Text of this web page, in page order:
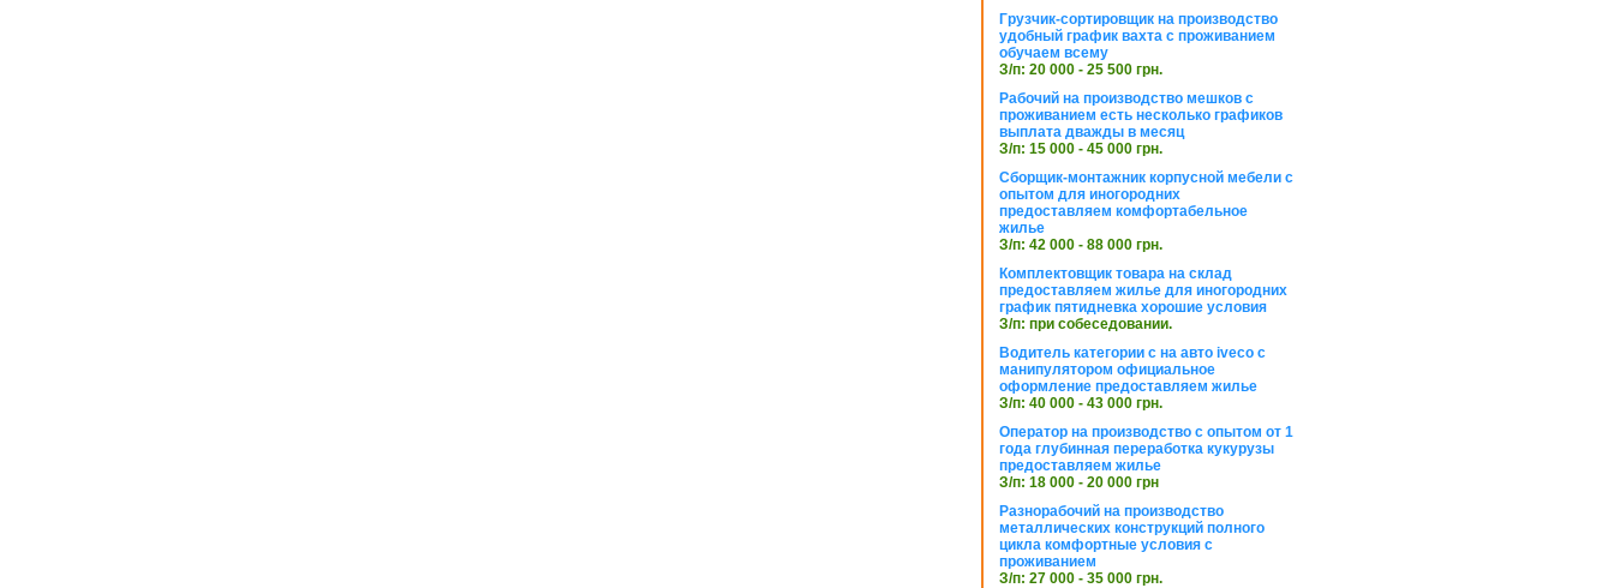
Грузчик-сортировщик на производство
удобный график вахта с проживанием
обучаем всему
З/п: 20 000 - 25 500 грн.
Рабочий на производство мешков с
проживанием есть несколько графиков
выплата дважды в месяц
З/п: 15 000 - 45 000 грн.
Сборщик-монтажник корпусной мебели с
опытом для иногородних
предоставляем комфортабельное
жилье
З/п: 42 000 - 88 000 грн.
Комплектовщик товара на склад
предоставляем жилье для иногородних
график пятидневка хорошие условия
З/п: при собеседовании.
Водитель категории с на авто iveco с
манипулятором официальное
оформление предоставляем жилье
З/п: 40 000 - 43 000 грн.
Оператор на производство с опытом от 1
года глубинная переработка кукурузы
предоставляем жилье
З/п: 18 000 - 20 000 грн
Разнорабочий на производство
металлических конструкций полного
цикла комфортные условия с
проживанием
З/п: 27 000 - 35 000 грн.